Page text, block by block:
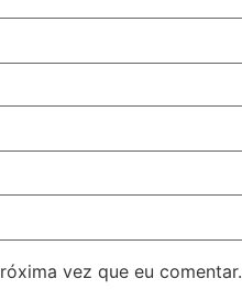
vez que eu comentar.